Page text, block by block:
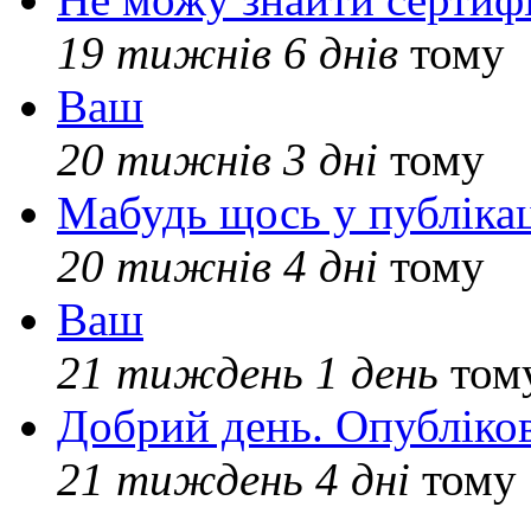
19 тижнів 6 днів тому
Ваш
20 тижнів 3 дні тому
Мабудь щось у
20 тижнів 4 дні тому
Ваш
21 тиждень 1 день
Добрий день.
21 тиждень 4 дні тому